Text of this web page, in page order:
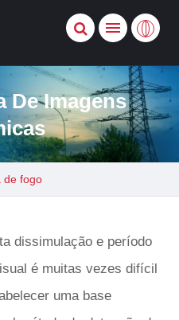
De Imagens
de fogo
dissimulação e período
é muitas vezes difícil
uma base